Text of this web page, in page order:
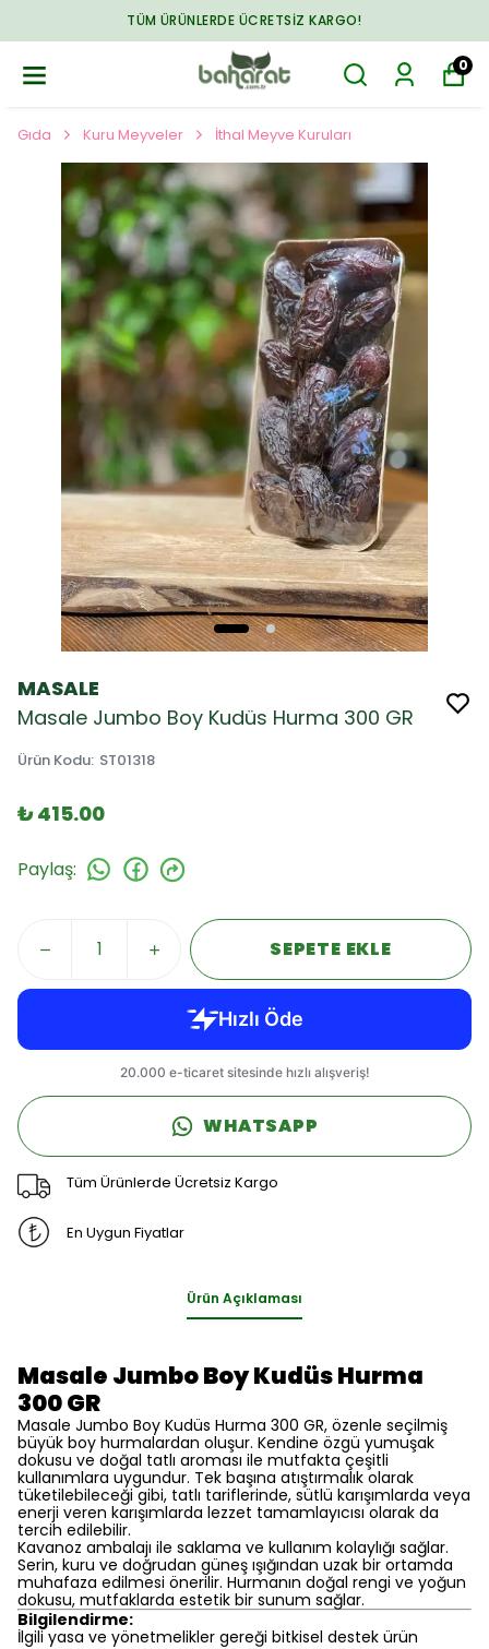
TÜM ÜRÜNLERDE ÜCRETSIZ KARGO!
0
Gıda Kuru Meyveler İthal Meyve Kuruları
MASALE
Masale Jumbo Boy Kudüs Hurma 300 GR
Ürün Kodu: ST01318
₺ 415.00
Paylaş:
SEPETE EKLE
WHATSAPP
Tüm Ürünlerde Ücretsiz Kargo
En Uygun Fiyatlar
Ürün Açıklaması
Masale Jumbo Boy Kudüs Hurma
300 GR
Masale Jumbo Boy Kudüs Hurma 300 GR, özenle seçilmiş
büyük boy hurmalardan oluşur. Kendine özgü yumuşak
dokusu ve doğal tatlı aroması ile mutfakta çeşitli
kullanımlara uygundur. Tek başına atıştırmalık olarak
tüketilebileceği gibi, tatlı tariflerinde, sütlü karışımlarda veya
enerji veren karışımlarda lezzet tamamlayıcısı olarak da
tercih edilebilir.
Kavanoz ambalajı ile saklama ve kullanım kolaylığı sağlar.
Serin, kuru ve doğrudan güneş ışığından uzak bir ortamda
muhafaza edilmesi önerilir. Hurmanın doğal rengi ve yoğun
dokusu, mutfaklarda estetik bir sunum sağlar.
Bilgilendirme:
İlgili yasa ve yönetmelikler gereği bitkisel destek ürün